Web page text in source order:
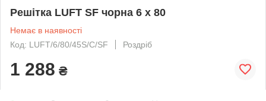
Решітка LUFT SF чорна 6 x 80
Немає в наявності
Код: LUFT/6/80/45S/C/SF
Роздріб
1 288 ₴